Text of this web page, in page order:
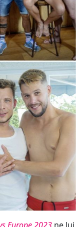
Europe 2023ne lui
Dmitry Osten
De Madrid Al Infierno
pour Gaysight,
métrage…
Redel